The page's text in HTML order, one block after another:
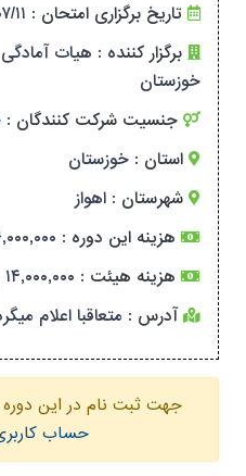
تاریخ برگزاری امتحان :
برگزار کننده : هیات
خوزستان
جنسیت شرکت کنندگان :
استان : خوزستان
شهرستان : اهواز
هزینه این دوره : ۶,۰۰۰,۰۰۰
هزینه هیئت : ۱۴,۰۰۰,۰۰۰ ریال
آدرس : متعاقبا اعلام
جهت ثبت نام در این دوره
حساب